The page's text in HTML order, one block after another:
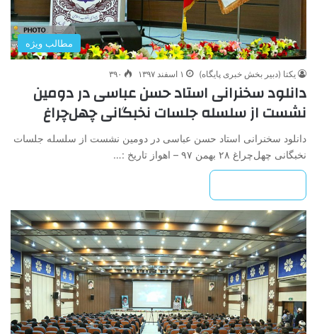
مطالب ویژه
یکتا (دبیر بخش خبری پایگاه) ۱ اسفند ۱۳۹۷ ۳۹۰
دانلود سخنرانی استاد حسن عباسی در دومین
نشست از سلسله جلسات نخبگانی چهل‌چراغ
دانلود سخنرانی استاد حسن عباسی در دومین نشست از سلسله جلسات
نخبگانی چهل‌چراغ ۲۸ بهمن ۹۷ – اهواز تاریخ :…